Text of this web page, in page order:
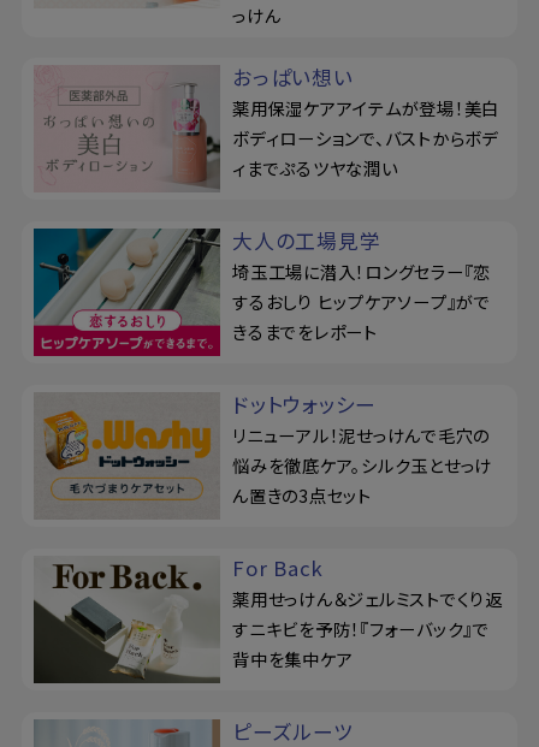
っけん
おっぱい想い
薬用保湿ケアアイテムが登場！美白
ボディローションで、バストからボデ
ィまでぷるツヤな潤い
大人の工場見学
埼玉工場に潜入！ロングセラー『恋
するおしり ヒップケアソープ』がで
きるまでをレポート
ドットウォッシー
リニューアル！泥せっけんで毛穴の
悩みを徹底ケア。シルク玉とせっけ
ん置きの3点セット
For Back
薬用せっけん＆ジェルミストでくり返
すニキビを予防！『フォーバック』で
背中を集中ケア
ピーズルーツ